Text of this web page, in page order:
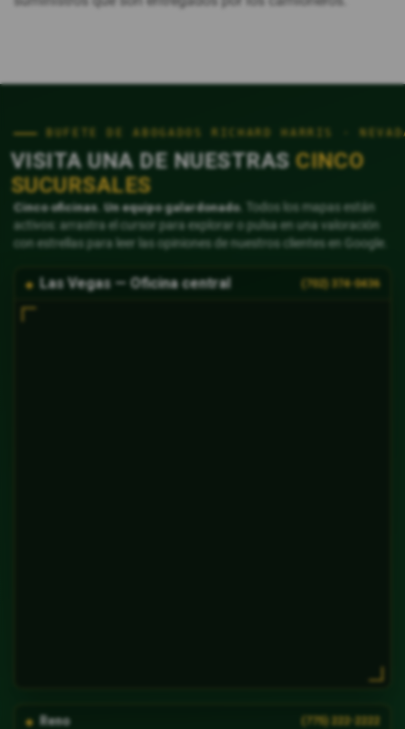
BUFETE DE ABOGADOS RICHARD HARRIS ·
VISITA UNA DE NUESTRASCINCO
SUCURSALES
Cinco oficinas. Un equipo galardonado.
Todos los mapas están
activos: arrastra el cursor para explorar o pulsa en una valoración
con estrellas para leer las opiniones de nuestros clientes en Google.
Las Vegas — Oficina central (702) 374-0436
Reno (775) 222-2222